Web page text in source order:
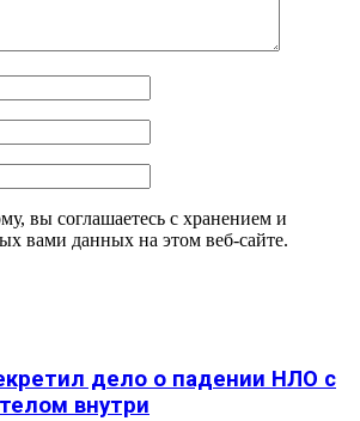
вы соглашаетесь с хранением и
вами данных на этом веб-сайте.
дело о падении НЛО с
внутри